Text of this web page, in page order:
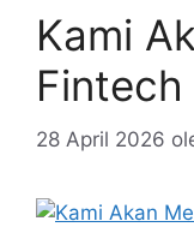
Kami
Fintech
28 April 2026